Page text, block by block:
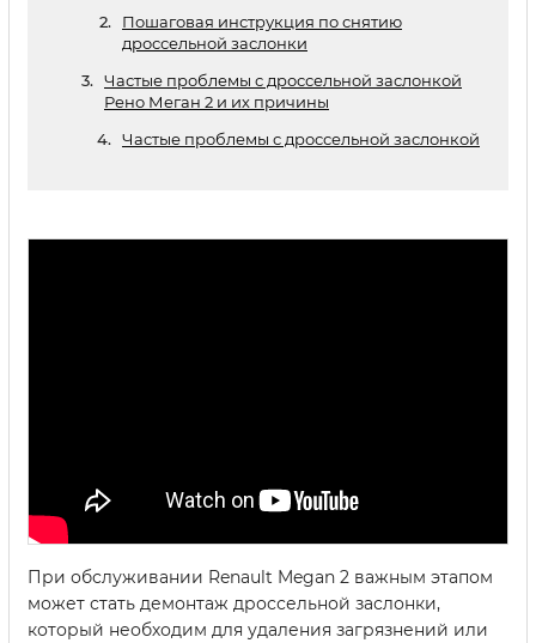
Пошаговая инструкция по снятию
дроссельной заслонки
Частые проблемы с дроссельной заслонкой
Рено Меган 2 и их причины
Частые проблемы с дроссельной заслонкой
При обслуживании Renault Megan 2 важным этапом
может стать демонтаж дроссельной заслонки,
который необходим для удаления загрязнений или